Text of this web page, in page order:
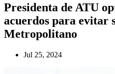
Presidenta de ATU
acuerdos para evitar
Metropolitano
Jul 25, 2024